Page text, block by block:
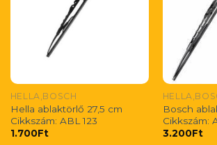
HELLA,BOSCH
Hella ablaktörlő 27,5 cm
Cikkszám: ABL 123
1.700Ft
Bosch
Cikkszám:
3.200Ft